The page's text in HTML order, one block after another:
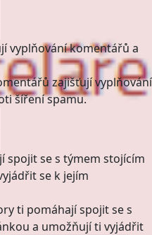
vyplňování komentářů a
zajišťují vyplňování
šíření spamu.
spojit se s týmem stojícím
se k jejím
ti pomáhají spojit se s
a umožňují ti vyjádřit